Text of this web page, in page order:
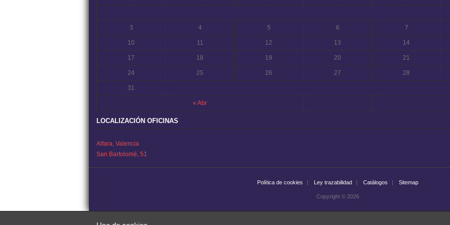
« Abr
3 4 5 6 7
10 11 12 13 14
17 18 19 20 21
24 25 26 27 28
31
LOCALIZACIÓN OFICINAS
Alfara, Valencia
San Bartolomé, 51
Política de cookies Ley trazabilidad Catálogos Sitemap
Copyright © 2026